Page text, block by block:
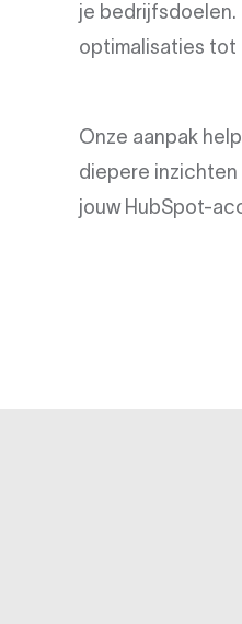
je bedrijfsdoelen.
optimalisaties tot
Onze aanpak
diepere inzichten
jouw HubSpot-